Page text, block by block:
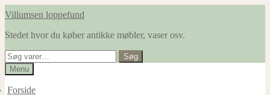
Spring
navigation
Spring
indhold
Villumsen loppefund
Stedet hvor du køber antikke møbler, vaser osv.
Søg
efter:
Søg
Menu
Forside